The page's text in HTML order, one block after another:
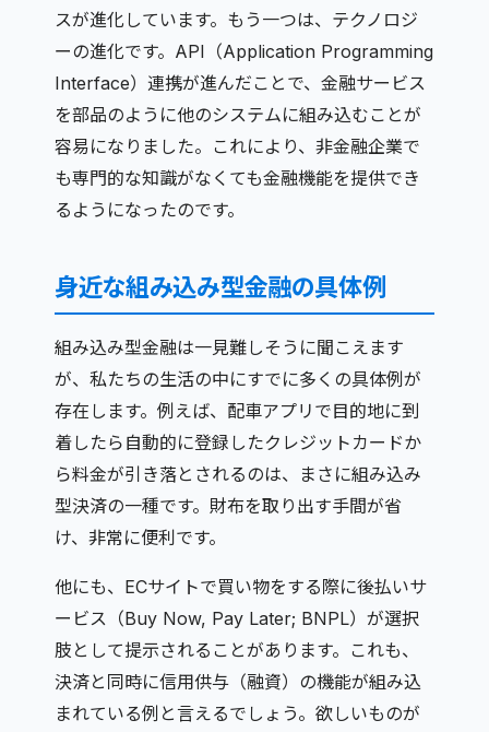
スが進化しています。もう一つは、テクノロジ
ーの進化です。API（Application Programming
Interface）連携が進んだことで、金融サービス
を部品のように他のシステムに組み込むことが
容易になりました。これにより、非金融企業で
も専門的な知識がなくても金融機能を提供でき
るようになったのです。
身近な組み込み型金融の具体例
組み込み型金融は一見難しそうに聞こえます
が、私たちの生活の中にすでに多くの具体例が
存在します。例えば、配車アプリで目的地に到
着したら自動的に登録したクレジットカードか
ら料金が引き落とされるのは、まさに組み込み
型決済の一種です。財布を取り出す手間が省
け、非常に便利です。
他にも、ECサイトで買い物をする際に後払いサ
ービス（Buy Now, Pay Later; BNPL）が選択
肢として提示されることがあります。これも、
決済と同時に信用供与（融資）の機能が組み込
まれている例と言えるでしょう。欲しいものが